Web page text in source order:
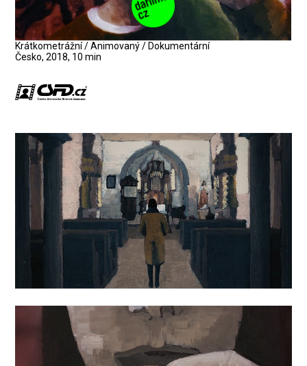
Krátkometrážní / Animovaný / Dokumentární
Česko, 2018, 10 min